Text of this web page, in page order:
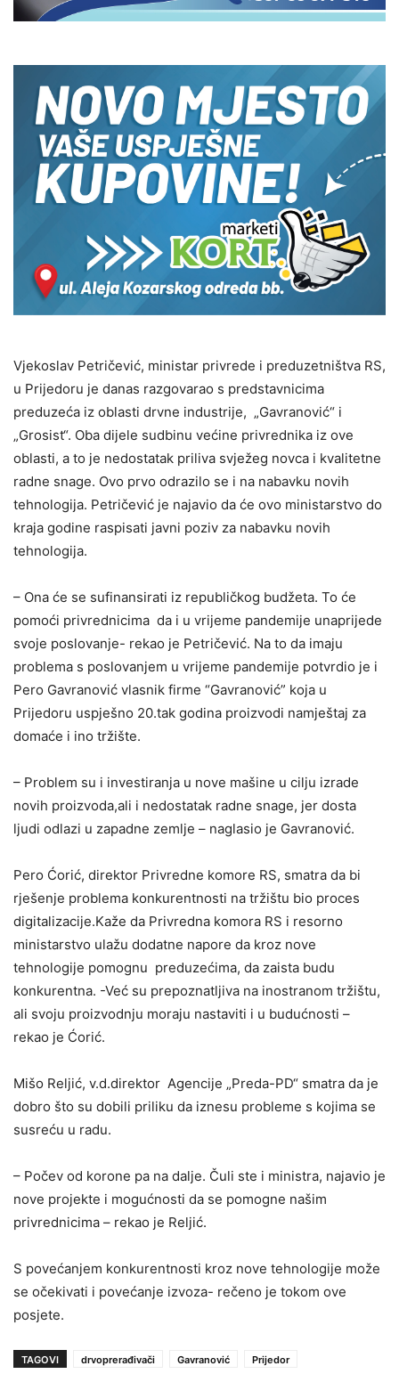
Vjekoslav Petričević, ministar privrede i preduzetništva RS,
u Prijedoru je danas razgovarao s predstavnicima
preduzeća iz oblasti drvne industrije, „Gavranović“ i
„Grosist“. Oba dijele sudbinu većine privrednika iz ove
oblasti, a to je nedostatak priliva svježeg novca i kvalitetne
radne snage. Ovo prvo odrazilo se i na nabavku novih
tehnologija. Petričević je najavio da će ovo ministarstvo do
kraja godine raspisati javni poziv za nabavku novih
tehnologija.
– Ona će se sufinansirati iz republičkog budžeta. To će
pomoći privrednicima da i u vrijeme pandemije unaprijede
svoje poslovanje- rekao je Petričević. Na to da imaju
problema s poslovanjem u vrijeme pandemije potvrdio je i
Pero Gavranović vlasnik firme “Gavranović” koja u
Prijedoru uspješno 20.tak godina proizvodi namještaj za
domaće i ino tržište.
– Problem su i investiranja u nove mašine u cilju izrade
novih proizvoda,ali i nedostatak radne snage, jer dosta
ljudi odlazi u zapadne zemlje – naglasio je Gavranović.
Pero Ćorić, direktor Privredne komore RS, smatra da bi
rješenje problema konkurentnosti na tržištu bio proces
digitalizacije.Kaže da Privredna komora RS i resorno
ministarstvo ulažu dodatne napore da kroz nove
tehnologije pomognu preduzećima, da zaista budu
konkurentna. -Već su prepoznatljiva na inostranom tržištu,
ali svoju proizvodnju moraju nastaviti i u budućnosti –
rekao je Ćorić.
Mišo Reljić, v.d.direktor Agencije „Preda-PD“ smatra da je
dobro što su dobili priliku da iznesu probleme s kojima se
susreću u radu.
– Počev od korone pa na dalje. Čuli ste i ministra, najavio je
nove projekte i mogućnosti da se pomogne našim
privrednicima – rekao je Reljić.
S povećanjem konkurentnosti kroz nove tehnologije može
se očekivati i povećanje izvoza- rečeno je tokom ove
posjete.
TAGOVI drvoprerađivači Gavranović Prijedor